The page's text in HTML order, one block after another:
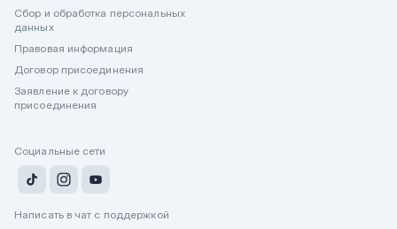
Сбор и обработка персональных
данных
Правовая информация
Договор присоединения
Заявление к договору
присоединения
Социальные сети
Написать в чат с поддержкой